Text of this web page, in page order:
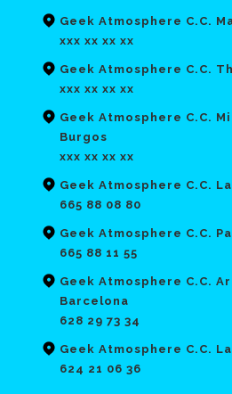
Geek Atmosphere C.C.
xxx xx xx xx
Geek Atmosphere C.C.
xxx xx xx xx
Geek Atmosphere C.C.
Burgos
xxx xx xx xx
Geek Atmosphere C.C.
665 88 08 80
Geek Atmosphere C.C.
665 88 11 55
Geek Atmosphere C.C.
Barcelona
628 29 73 34
Geek Atmosphere C.C.
624 21 06 36